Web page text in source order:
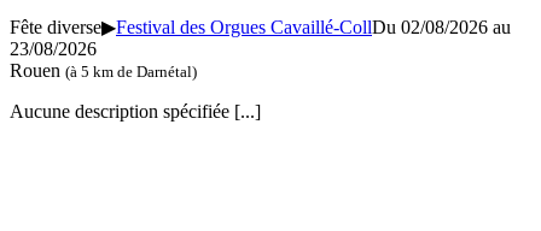
Fête diverse▶Festival des Orgues Cavaillé-CollDu 02/08/2026 au
23/08/2026
Rouen (à 5 km de Darnétal)
Aucune description spécifiée [...]